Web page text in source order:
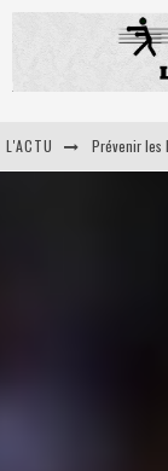
L'ACTU